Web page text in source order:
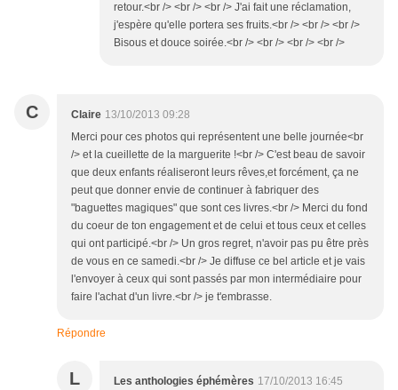
retour.<br /> <br /> <br /> J'ai fait une réclamation,
j'espère qu'elle portera ses fruits.<br /> <br /> <br />
Bisous et douce soirée.<br /> <br /> <br /> <br />
C Claire 13/10/2013 09:28
Merci pour ces photos qui représentent une belle journée<br
/> et la cueillette de la marguerite !<br /> C'est beau de savoir
que deux enfants réaliseront leurs rêves,et forcément, ça ne
peut que donner envie de continuer à fabriquer des
"baguettes magiques" que sont ces livres.<br /> Merci du fond
du coeur de ton engagement et de celui et tous ceux et celles
qui ont participé.<br /> Un gros regret, n'avoir pas pu être près
de vous en ce samedi.<br /> Je diffuse ce bel article et je vais
l'envoyer à ceux qui sont passés par mon intermédiaire pour
faire l'achat d'un livre.<br /> je t'embrasse.
Répondre
L Les anthologies éphémères 17/10/2013 16:45